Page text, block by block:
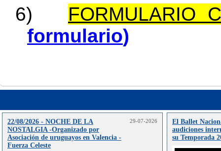
6) FORMULARIO
formulario)
22/08/2026 - NOCHE DE LA
NOSTALGIA -Organizado por
Asociación de uruguayos en Valencia -
Fuerza Celeste
29-07-2026
El Ballet
audiciones
su Temporada